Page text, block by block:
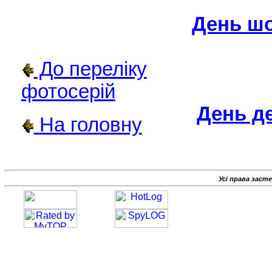
День
До переліку
фотосерій
На головну
День
Усі права